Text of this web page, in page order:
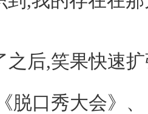
之后,笑果快速
脱口秀大会》